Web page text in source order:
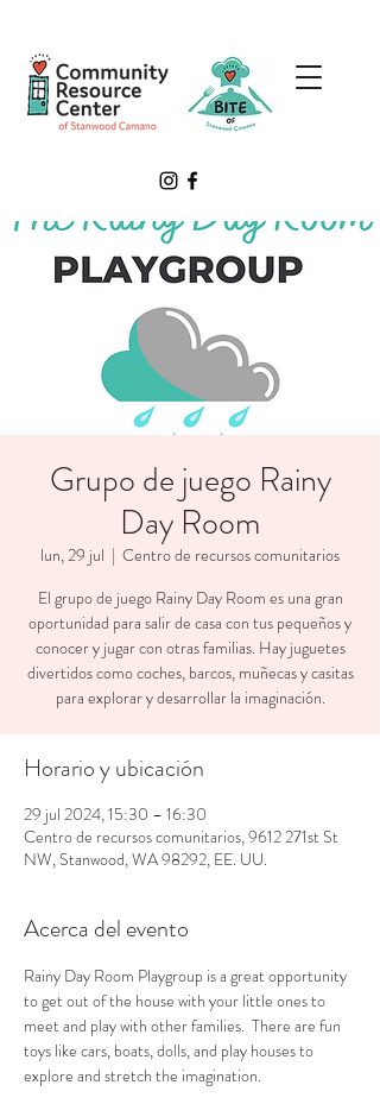
Grupo de juego Rainy
Day Room
lun, 29 jul
  |
Centro de recursos comunitarios
El grupo de juego Rainy Day Room es una gran
oportunidad para salir de casa con tus pequeños y
conocer y jugar con otras familias. Hay juguetes
divertidos como coches, barcos, muñecas y casitas
para explorar y desarrollar la imaginación.
Horario y ubicación
29 jul 2024, 15:30 – 16:30
Centro de recursos comunitarios, 9612 271st St
NW, Stanwood, WA 98292, EE. UU.
Acerca del evento
Rainy Day Room Playgroup is a great opportunity
to get out of the house with your little ones to
meet and play with other families.  There are fun
toys like cars, boats, dolls, and play houses to
explore and stretch the imagination.